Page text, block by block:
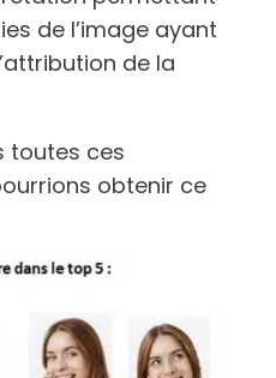
de l’image ayant
de la
toutes ces
obtenir ce